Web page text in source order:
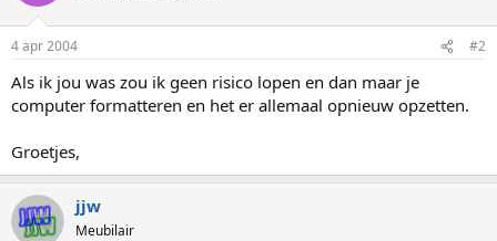
4 apr 2004 #2
Als ik jou was zou ik geen risico lopen en dan maar je
computer formatteren en het er allemaal opnieuw opzetten.
Groetjes,
jjw
Meubilair